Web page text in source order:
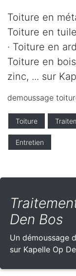
Toiture en
Toiture en
· Toiture en
Toiture en
zinc, ... sur
demoussage
Toiture
Entretien
Den Bos
Un démoussage
sur Kapelle Op